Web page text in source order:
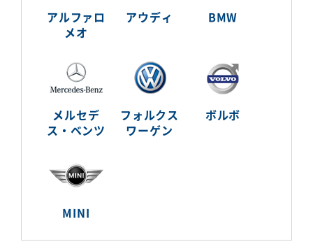
アルファロ
メオ
アウディ BMW
メルセデ
ス・ベンツ
フォルクス
ワーゲン
ボルボ
MINI